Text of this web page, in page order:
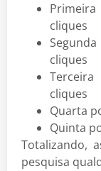
cliques
cliques
cliques
Quarta
Quinta
Totalizando,
pesquisa